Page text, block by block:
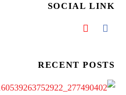
SOCIAL LINK
RECENT POSTS